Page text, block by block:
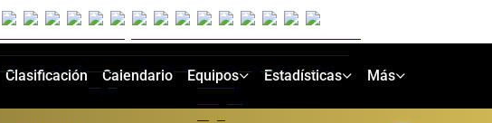
Clasificación Calendario Equipos Estadísticas Más